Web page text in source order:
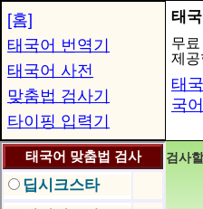
[홈]
태국어 번역기
태국어 사전
맞춤법 검사기
타이핑 입력기
태
무
제
태
국